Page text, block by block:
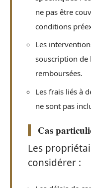
ne pas être
conditions
Les
souscription de
remboursées.
Les frais liés à
ne sont pas
Cas
Les
considérer :